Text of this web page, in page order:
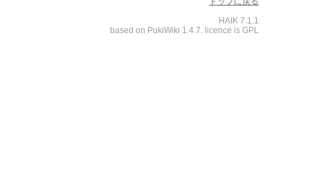
HAIK 7.1.1
based on PukiWiki 1.4.7. licence is GPL